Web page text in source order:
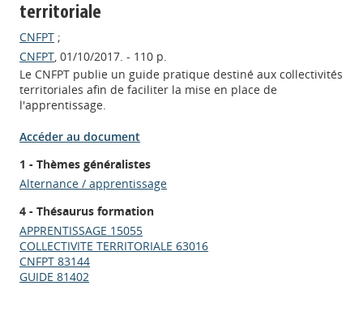
territoriale
CNFPT ;
CNFPT, 01/10/2017. - 110 p.
Le CNFPT publie un guide pratique destiné aux collectivités
territoriales afin de faciliter la mise en place de
l'apprentissage.
Accéder au document
1 - Thèmes généralistes
Alternance / apprentissage
4 - Thésaurus formation
APPRENTISSAGE 15055
COLLECTIVITE TERRITORIALE 63016
CNFPT 83144
GUIDE 81402
Appels à projets